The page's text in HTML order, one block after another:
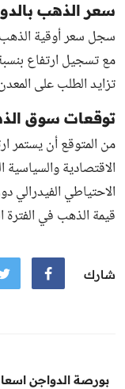
سعر الذهب
تزايد الطلب على
توقعات سوق
من المتوقع أن يستمر
الاقتصادية والسياسية
الاحتياطي الفيدرالي
قيمة الذهب في الفترة
شارك